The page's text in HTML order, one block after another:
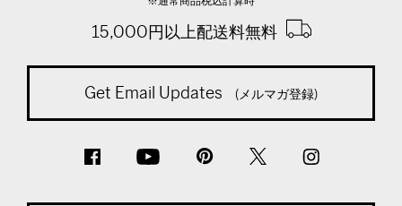
15,000円以上配送料無料
Get Email Updates (メルマガ登録)